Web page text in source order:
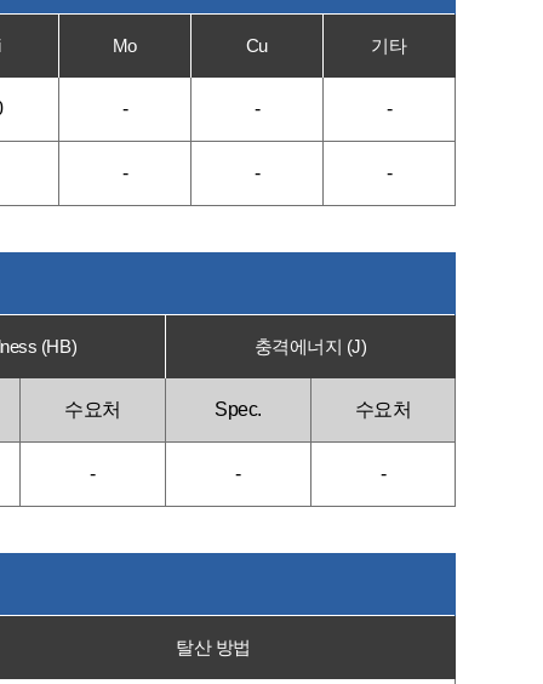
Mo Cu 기타
- - -
- - -
(HB) 충격에너지 (J)
수요처 Spec. 수요처
- - -
탈산 방법